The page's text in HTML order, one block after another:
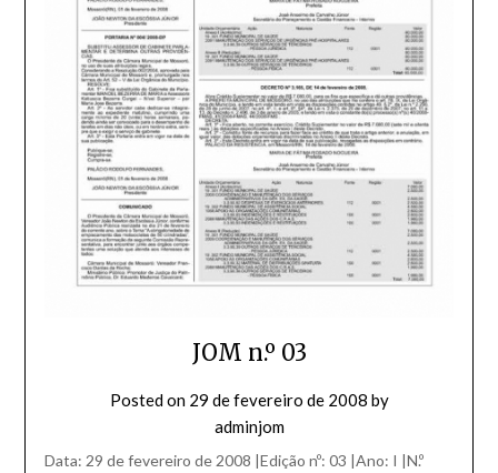
JOM n.º 03
Posted on 29 de fevereiro de 2008 by
adminjom
Data: 29 de fevereiro de 2008 |Edição nº: 03 |Ano: I |N.º